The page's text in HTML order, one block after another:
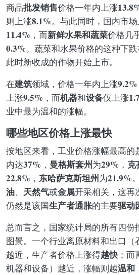
商品批发销售价格一年内上涨
则上涨8.1%。与此同时，国内市场
11.4% ，而新鲜水果和蔬菜价格几
0.3%。蔬菜和水果价格的这种下
此时新收成的作物开始上市。
在建筑领域，价格一年内上涨9.2%
上涨9.5% ，而机器和设备仅上涨
业中最为温和的涨幅。
哪些地区价格上涨最快
按地区来看，工业价格涨幅最高的
内达37% ， 曼格斯套州为29% ， 克
22.8% ， 东哈萨克斯坦州为21.9%
油、 天然气或金属开采相关，这再
仍然是该国生产者通胀的主要驱动
总而言之，国家统计局的所有四份
图景。一个行业离原材料和出口（
越近，生产者价格上涨得越快 ；
机器和设备）越近，涨幅则越温和